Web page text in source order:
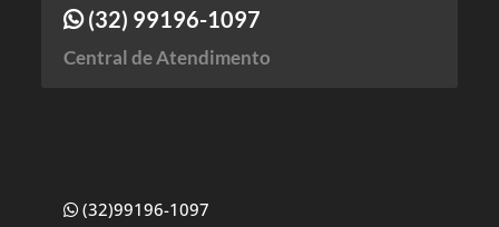
(32) 99196-1097
Central de Atendimento
(32)99196-1097